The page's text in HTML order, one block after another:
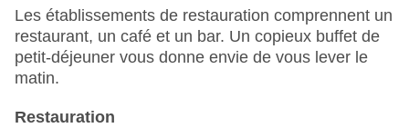
Nombre total de chambres : 40
Modes de paiement : American Express, EC
Maestro, Mastercard, Visa
Catégorie nationale : 5 étoiles
Les établissements de restauration comprennent un
restaurant, un café et un bar. Un copieux buffet de
petit-déjeuner vous donne envie de vous lever le
matin.
Restauration